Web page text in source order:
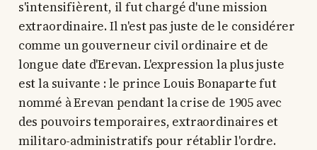
s'intensifièrent, il fut chargé d'une mission
extraordinaire. Il n'est pas juste de le considérer
comme un gouverneur civil ordinaire et de
longue date d'Erevan. L'expression la plus juste
est la suivante : le prince Louis Bonaparte fut
nommé à Erevan pendant la crise de 1905 avec
des pouvoirs temporaires, extraordinaires et
militaro-administratifs pour rétablir l'ordre.